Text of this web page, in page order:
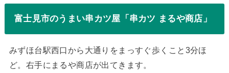
富士見市のうまい串カツ屋「串カツ まるや商店」
みずほ台駅西口から大通りをまっすぐ歩くこと3分ほ
ど。右手にまるや商店が出てきます。